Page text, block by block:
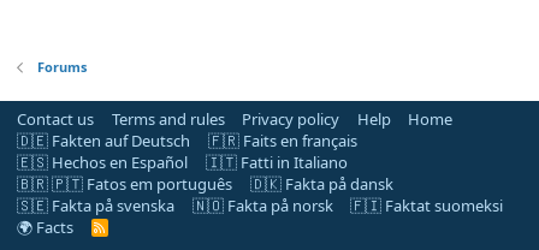
Forums
Contact us Terms and rules Privacy policy Help
Home
🇩🇪 Fakten auf Deutsch
🇫🇷 Faits en français
🇪🇸 Hechos en Español
🇮🇹 Fatti in Italiano
🇧🇷 🇵🇹 Fatos em português
🇩🇰 Fakta på dansk
🇸🇪 Fakta på svenska
🇳🇴 Fakta på norsk
🇫🇮 Faktat suomeksi
🌍 Facts
R